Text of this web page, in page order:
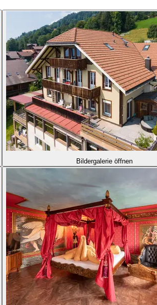
Bildergalerie öffnen